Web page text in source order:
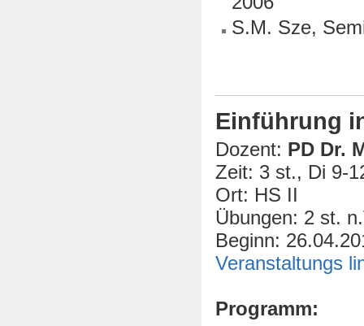
S.M. Sze,
Einführung
Dozent: PD Dr.
Zeit: 3 st., Di 9-
Ort: HS II
Übungen: 2 st.
Beginn:
Veranstaltungs
Programm: